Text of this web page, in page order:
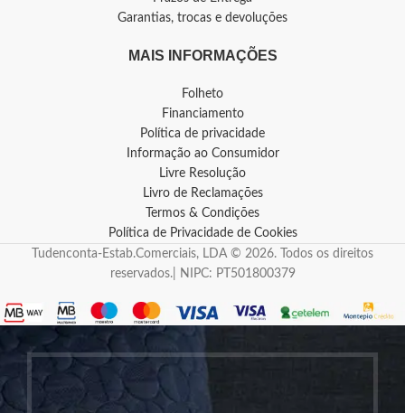
Garantias, trocas e devoluções
MAIS INFORMAÇÕES
Folheto
Financiamento
Política de privacidade
Informação ao Consumidor
Livre Resolução
Livro de Reclamações
Termos & Condições
Política de Privacidade de Cookies
Tudenconta-Estab.Comerciais, LDA © 2026. Todos os direitos
reservados.| NIPC: PT501800379